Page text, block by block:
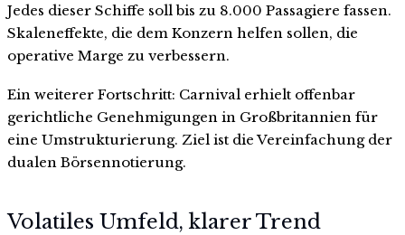
Jedes dieser Schiffe soll bis zu 8.000 Passagiere fassen.
Skaleneffekte, die dem Konzern helfen sollen, die
operative Marge zu verbessern.
Ein weiterer Fortschritt: Carnival erhielt offenbar
gerichtliche Genehmigungen in Großbritannien für
eine Umstrukturierung. Ziel ist die Vereinfachung der
dualen Börsennotierung.
Volatiles Umfeld, klarer Trend